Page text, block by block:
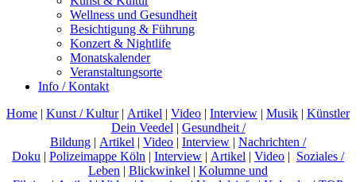
Wellness und Gesundheit
Besichtigung & Führung
Konzert & Nightlife
Monatskalender
Veranstaltungsorte
Info / Kontakt
Home | Kunst / Kultur| Artikel | Video | Interview | Musik | Künstler
Dein Veedel | Gesundheit /
Bildung | Artikel | Video | Interview | Nachrichten /
Doku | Polizeimappe Köln | Interview | Artikel | Video | Soziales /
Leben | Blickwinkel | Kolumne und